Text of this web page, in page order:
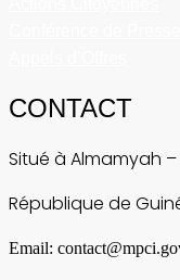
CONTACT
Situé à Almamyah
République de
Email: